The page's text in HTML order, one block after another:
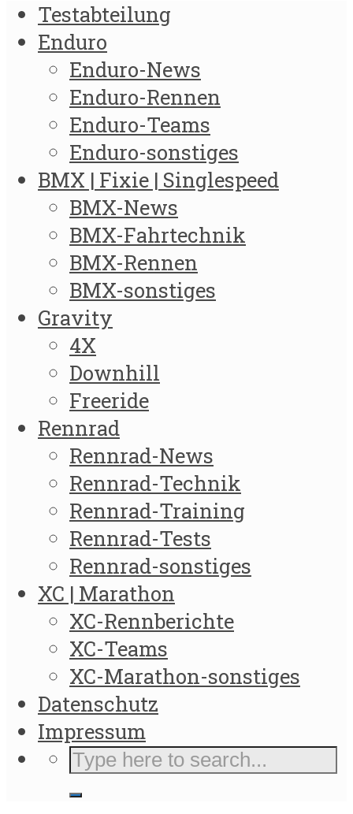
Testabteilung
Enduro
Enduro-News
Enduro-Rennen
Enduro-Teams
Enduro-sonstiges
BMX | Fixie | Singlespeed
BMX-News
BMX-Fahrtechnik
BMX-Rennen
BMX-sonstiges
Gravity
4X
Downhill
Freeride
Rennrad
Rennrad-News
Rennrad-Technik
Rennrad-Training
Rennrad-Tests
Rennrad-sonstiges
XC | Marathon
XC-Rennberichte
XC-Teams
XC-Marathon-sonstiges
Datenschutz
Impressum